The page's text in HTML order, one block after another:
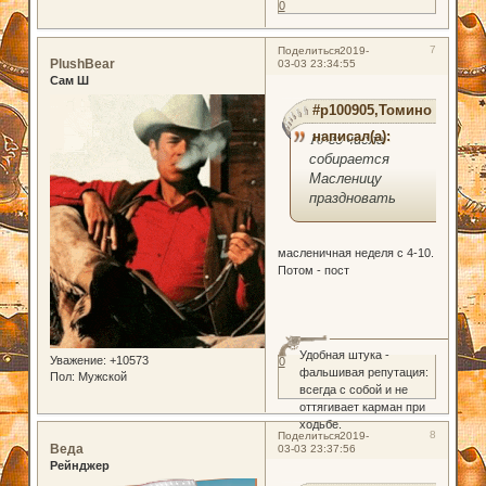
0
Поделиться 7
2019-
03-03 23:34:55
PlushBear
Сам Ш
Уважение: +10573
Пол: Мужской
#p100905,Томино
написал(а):
10-го числа
собирается
Масленицу
праздновать
масленичная неделя с 4-10.
Потом - пост
Удобная штука -
фальшивая репутация:
всегда с собой и не
оттягивает карман при
ходьбе.
0
Поделиться 8
2019-
03-03 23:37:56
Веда
Рейнджер